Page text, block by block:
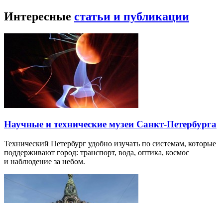
Интересные статьи и публикации
Научные и технические музеи Санкт-Петербурга
Технический Петербург удобно изучать по системам, которые
поддерживают город: транспорт, вода, оптика, космос
и наблюдение за небом.